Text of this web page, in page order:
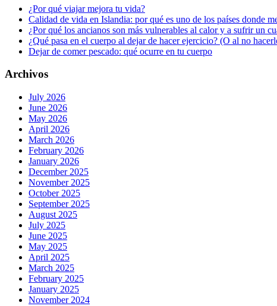
¿Por qué viajar mejora tu vida?
Calidad de vida en Islandia: por qué es uno de los países donde
¿Por qué los ancianos son más vulnerables al calor y a sufrir un
¿Qué pasa en el cuerpo al dejar de hacer ejercicio? (O al no
Dejar de comer pescado: qué ocurre en tu cuerpo
Archivos
July 2026
June 2026
May 2026
April 2026
March 2026
February 2026
January 2026
December 2025
November 2025
October 2025
September 2025
August 2025
July 2025
June 2025
May 2025
April 2025
March 2025
February 2025
January 2025
November 2024